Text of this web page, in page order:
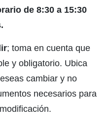
de 8:30 a 15:30
; toma en cuenta que
y obligatorio. Ubica
cambiar y no
necesarios para